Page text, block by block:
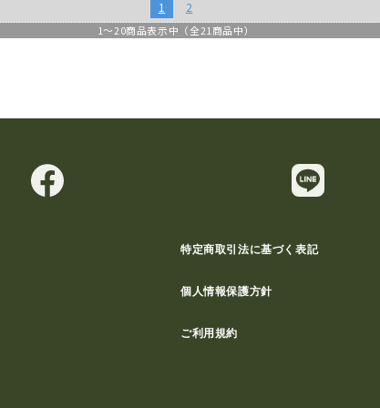
1 2
1～20商品表示中（全21商品中）
特定商取引法に基づく表記
個人情報保護方針
ご利用規約